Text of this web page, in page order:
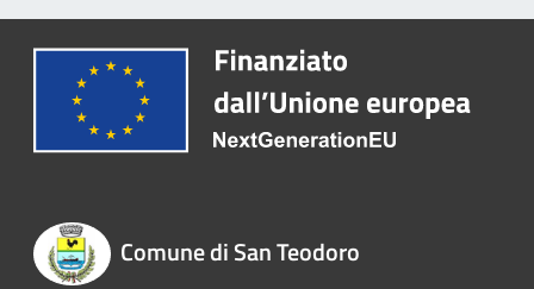
Comune di San Teodoro